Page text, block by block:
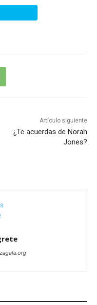
Artículo siguiente
¿Te acuerdas de Norah
Jones?